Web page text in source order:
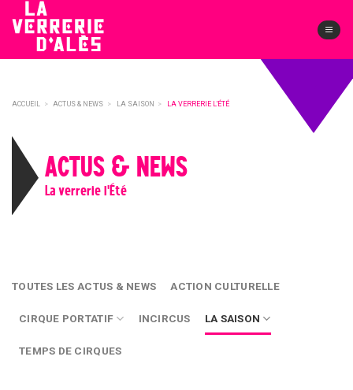
content
ACCUEIL > ACTUS & NEWS > LA SAISON > LA VERRERIE L'ÉTÉ
ACTUS & NEWS
La verrerie l'Été
TOUTES LES ACTUS & NEWS ACTION CULTURELLE
CIRQUE PORTATIF INCIRCUS LA SAISON
TEMPS DE CIRQUES